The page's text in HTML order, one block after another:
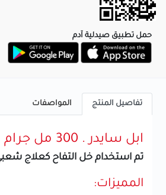
حمل تطبيق صيدلية آدم
تفاصيل المنتج المواصفات
ابل سايدر . 300 مل جرام | 60 حبة
تم استخدام خل التفاح كعلاج
المميزات: